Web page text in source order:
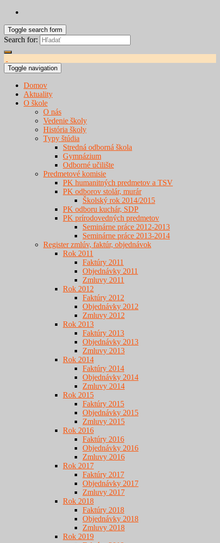
Toggle search form
Search for:
Toggle navigation
Domov
Aktuality
O škole
O nás
Vedenie školy
História školy
Typy štúdia
Stredná odborná škola
Gymnázium
Odborné učilište
Predmetové komisie
PK humanitných predmetov a TSV
PK odborov stolár, murár
Školský rok 2014/2015
PK odboru kuchár, SDP
PK prírodovedných predmetov
Seminárne práce 2012-2013
Seminárne práce 2013-2014
Register zmlúv, faktúr, objednávok
Rok 2011
Faktúry 2011
Objednávky 2011
Zmluvy 2011
Rok 2012
Faktúry 2012
Objednávky 2012
Zmluvy 2012
Rok 2013
Faktúry 2013
Objednávky 2013
Zmluvy 2013
Rok 2014
Faktúry 2014
Objednávky 2014
Zmluvy 2014
Rok 2015
Faktúry 2015
Objednávky 2015
Zmluvy 2015
Rok 2016
Faktúry 2016
Objednávky 2016
Zmluvy 2016
Rok 2017
Faktúry 2017
Objednávky 2017
Zmluvy 2017
Rok 2018
Faktúry 2018
Objednávky 2018
Zmluvy 2018
Rok 2019